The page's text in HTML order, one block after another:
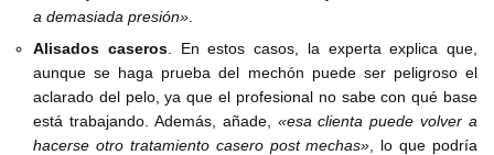
a demasiada presión»
Alisados caseros. En estos casos, la experta explica que,
aunque se haga prueba del mechón puede ser peligroso el
aclarado del pelo, ya que el profesional no sabe con qué base
está trabajando. Además, añade, «esa clienta puede volver a
hacerse otro tratamiento casero post mechas» , lo que podría